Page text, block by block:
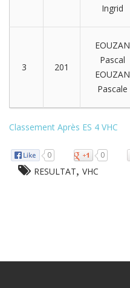
Ingrid
3 201
EOUZAN
Pascal
EOUZAN
Pascale
Classement Après ES 4 VHC
0 0
RESULTAT, VHC